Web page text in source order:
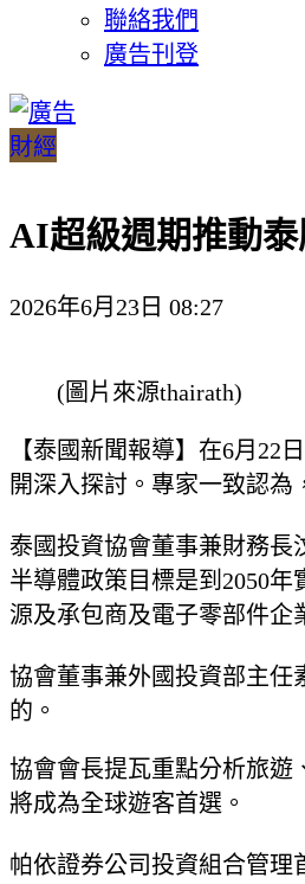
聯絡我們
廣告刊登
財經
AI超級週期推動
2026年6月23日 08:27
(圖片來源thairath)
【泰國新聞報導】在6月22
開深入探討。專家一致認
泰國投資協會董事兼財務
半導體政策目標是到2050
源及承包商及電子零部件企
協會董事兼外國投資部主任
的。
協會會長提瓦重點分析旅遊
將成為全球遊客首選。
帕依證券公司投資組合管